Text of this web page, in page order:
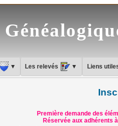
▼ Les relevés ▼ Liens
Première demande des
Réservée aux adhérents